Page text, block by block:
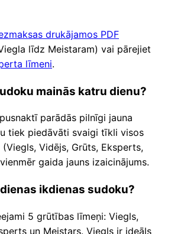
drukājamos PDF
līdz Meistaram) vai pārejiet
līmeni.
mainās katru dienu?
parādās pilnīgi jauna
tiek piedāvāti svaigi tīkli visos
Vidējs, Grūts, Eksperts,
gaida jauns izaicinājums.
ikdienas sudoku?
5 grūtības līmeņi: Viegls,
un Meistars. Viegls ir ideāls